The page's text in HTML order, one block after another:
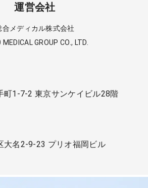
運営会社
合メディカル株式会社
MEDICAL GROUP CO., LTD.
町1-7-2 東京サンケイビル28階
大名2-9-23 プリオ福岡ビル